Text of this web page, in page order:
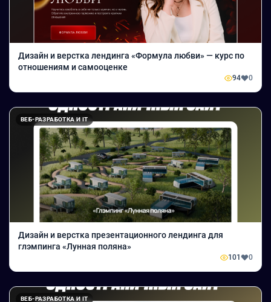
Дизайн и верстка лендинга «Формула любви» — курс по
отношениям и самооценке
94 0
ВЕБ-РАЗРАБОТКА И IT
Дизайн и верстка презентационного лендинга для
глэмпинга «Лунная поляна»
101 0
ВЕБ-РАЗРАБОТКА И IT